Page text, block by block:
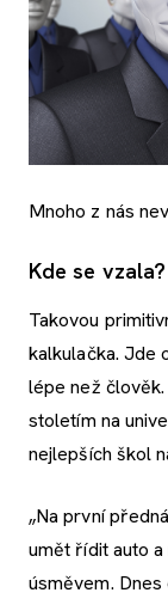
Mnoho z nás
Kde se vzala?
Takovou
kalkulačka. Jde
lépe než
stoletím na
nejlepších škol
„Na první
umět řídit auto
úsměvem.